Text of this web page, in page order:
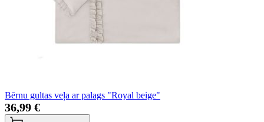
Bērnu gultas veļa ar palags "Royal beige"
36,99 €